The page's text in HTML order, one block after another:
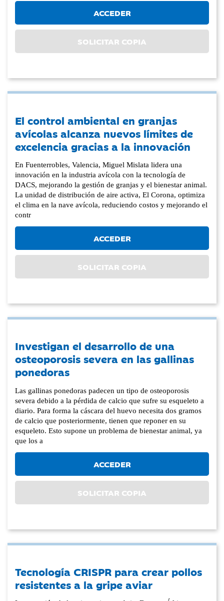
ACCEDER
SOLICITAR COPIA
El control ambiental en granjas
avícolas alcanza nuevos límites de
excelencia gracias a la innovación
En Fuenterrobles, Valencia, Miguel Mislata lidera una
innovación en la industria avícola con la tecnología de
DACS, mejorando la gestión de granjas y el bienestar animal.
La unidad de distribución de aire activa, El Corona, optimiza
el clima en la nave avícola, reduciendo costos y mejorando el
contr
ACCEDER
SOLICITAR COPIA
Investigan el desarrollo de una
osteoporosis severa en las gallinas
ponedoras
Las gallinas ponedoras padecen un tipo de osteoporosis
severa debido a la pérdida de calcio que sufre su esqueleto a
diario. Para forma la cáscara del huevo necesita dos gramos
de calcio que posteriormente, tienen que reponer en su
esqueleto. Esto supone un problema de bienestar animal, ya
que los a
ACCEDER
SOLICITAR COPIA
Tecnología CRISPR para crear pollos
resistentes a la gripe aviar